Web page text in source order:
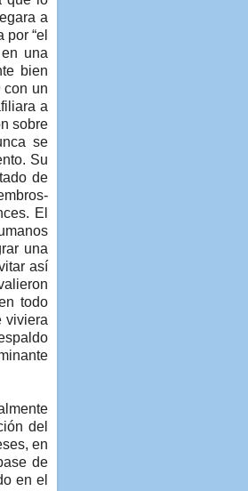
a
“el
una
bien
con un
a
sobre
se
Su
de
El
una
así
todo
viviera
del
en
de
en el